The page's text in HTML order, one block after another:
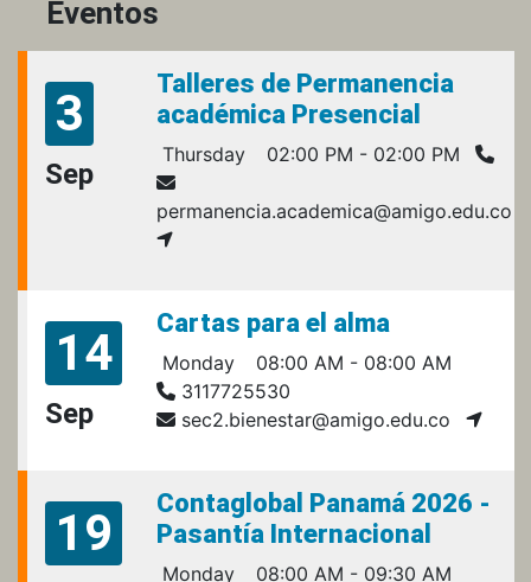
Eventos
3
Sep
Talleres de Permanencia
académica Presencial
Thursday 02:00 PM - 02:00 PM
permanencia.academica@amigo.edu.co
14
Sep
Cartas para el alma
Monday
08:00 AM - 08:00 AM
3117725530
sec2.bienestar@amigo.edu.co
19
Contaglobal Panamá 2026 -
Pasantía Internacional
Monday 08:00 AM - 09:30 AM